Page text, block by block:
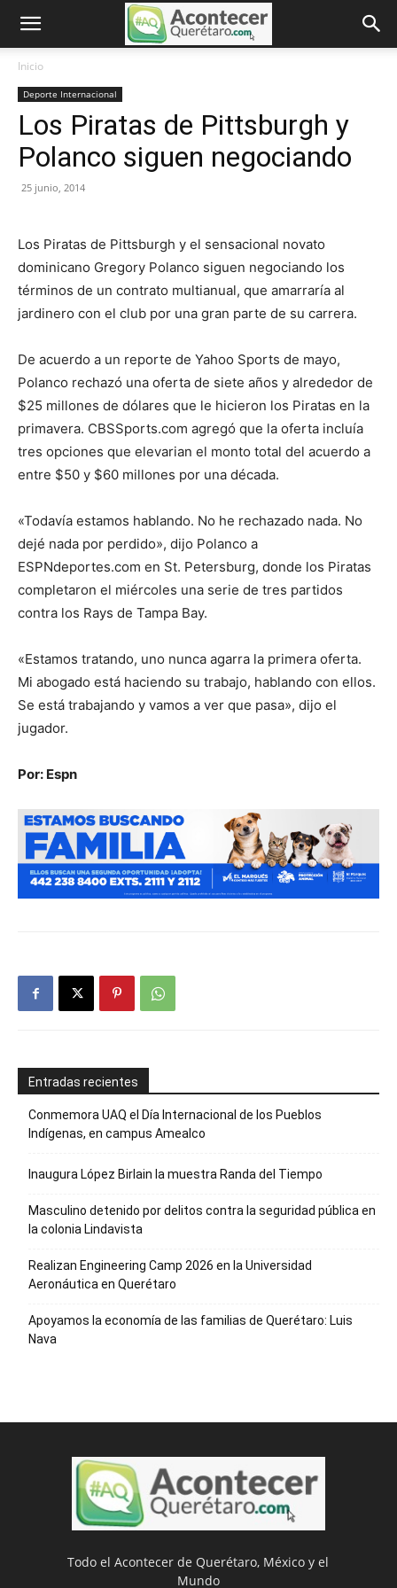
Inicio
Deporte Internacional
Los Piratas de Pittsburgh y
Polanco siguen negociando
25 junio, 2014
Los Piratas de Pittsburgh y el sensacional novato
dominicano Gregory Polanco siguen negociando los
términos de un contrato multianual, que amarraría al
jardinero con el club por una gran parte de su carrera.
De acuerdo a un reporte de Yahoo Sports de mayo,
Polanco rechazó una oferta de siete años y alrededor de
$25 millones de dólares que le hicieron los Piratas en la
primavera. CBSSports.com agregó que la oferta incluía
tres opciones que elevarian el monto total del acuerdo a
entre $50 y $60 millones por una década.
«Todavía estamos hablando. No he rechazado nada. No
dejé nada por perdido», dijo Polanco a
ESPNdeportes.com en St. Petersburg, donde los Piratas
completaron el miércoles una serie de tres partidos
contra los Rays de Tampa Bay.
«Estamos tratando, uno nunca agarra la primera oferta.
Mi abogado está haciendo su trabajo, hablando con ellos.
Se está trabajando y vamos a ver que pasa», dijo el
jugador.
Por: Espn
Entradas recientes
Conmemora UAQ el Día Internacional de los Pueblos
Indígenas, en campus Amealco
Inaugura López Birlain la muestra Randa del Tiempo
Masculino detenido por delitos contra la seguridad pública en
la colonia Lindavista
Realizan Engineering Camp 2026 en la Universidad
Aeronáutica en Querétaro
Apoyamos la economía de las familias de Querétaro: Luis
Nava
Todo el Acontecer de Querétaro, México y el
Mundo